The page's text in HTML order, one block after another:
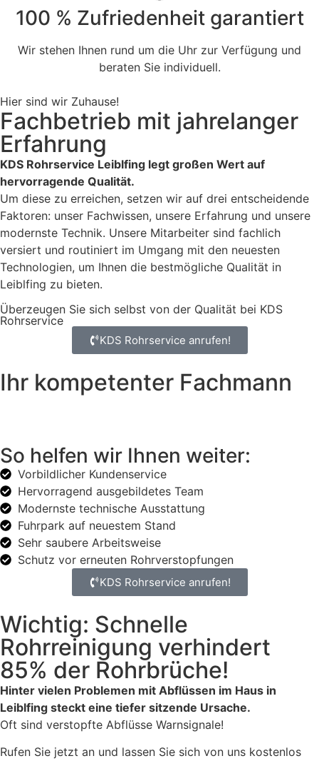
100 % Zufriedenheit garantiert
Wir stehen Ihnen rund um die Uhr zur Verfügung und
beraten Sie individuell.
Hier sind wir Zuhause!
Fachbetrieb mit jahrelanger
Erfahrung
KDS Rohrservice Leiblfing legt großen Wert auf
hervorragende Qualität.
Um diese zu erreichen, setzen wir auf drei entscheidende
Faktoren: unser Fachwissen, unsere Erfahrung und unsere
modernste Technik. Unsere Mitarbeiter sind fachlich
versiert und routiniert im Umgang mit den neuesten
Technologien, um Ihnen die bestmögliche Qualität in
Leiblfing zu bieten.
Überzeugen Sie sich selbst von der Qualität bei KDS
Rohrservice
KDS Rohrservice anrufen!
Ihr kompetenter Fachmann
So helfen wir Ihnen weiter:
Vorbildlicher Kundenservice
Hervorragend ausgebildetes Team
Modernste technische Ausstattung
Fuhrpark auf neuestem Stand
Sehr saubere Arbeitsweise
Schutz vor erneuten Rohrverstopfungen
KDS Rohrservice anrufen!
Wichtig: Schnelle
Rohrreinigung verhindert
85% der Rohrbrüche!
Hinter vielen Problemen mit Abflüssen im Haus in
Leiblfing steckt eine tiefer sitzende Ursache.
Oft sind verstopfte Abflüsse Warnsignale!
Rufen Sie jetzt an und lassen Sie sich von uns kostenlos